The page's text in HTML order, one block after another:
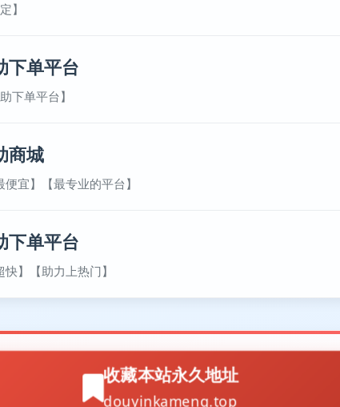
】
下单平台
下单平台】
商城
便宜】【最专业的平台】
下单平台
快】【助力上热门】
收藏本站永久地址
douyinkameng.top